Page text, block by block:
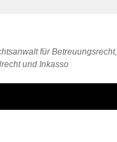
für Betreuungsrecht,
und Inkasso